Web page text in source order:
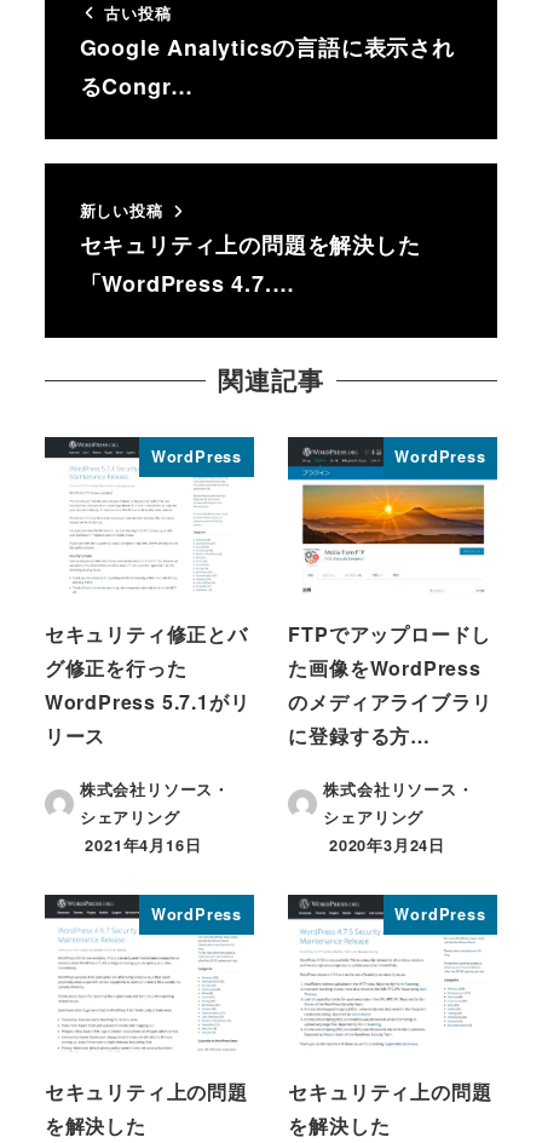
古い投稿
Google Analyticsの言語に表示され
るCongr…
新しい投稿
セキュリティ上の問題を解決した
「WordPress 4.7.…
関連記事
WordPress
セキュリティ修正とバ
グ修正を行った
WordPress 5.7.1がリ
リース
株式会社リソース・
シェアリング
投稿日
2021年4月16日
WordPress
FTPでアップロードし
た画像をWordPress
のメディアライブラリ
に登録する方…
株式会社リソース・
シェアリング
投稿日
2020年3月24日
WordPress
セキュリティ上の問題
を解決した
WordPress
セキュリティ上の問題
を解決した